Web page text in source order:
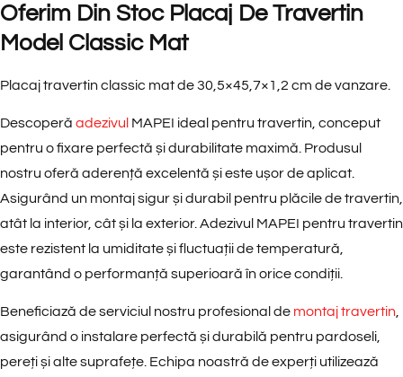
Oferim Din Stoc Placaj De Travertin
Model Classic Mat
Placaj travertin classic mat de 30,5×45,7×1,2 cm de vanzare.
Descoperă adezivul MAPEI ideal pentru travertin, conceput
pentru o fixare perfectă și durabilitate maximă. Produsul
nostru oferă aderență excelentă și este ușor de aplicat.
Asigurând un montaj sigur și durabil pentru plăcile de travertin,
atât la interior, cât și la exterior. Adezivul MAPEI pentru travertin
este rezistent la umiditate și fluctuații de temperatură,
garantând o performanță superioară în orice condiții.
Beneficiază de serviciul nostru profesional de montaj travertin,
asigurând o instalare perfectă și durabilă pentru pardoseli,
pereți și alte suprafețe. Echipa noastră de experți utilizează